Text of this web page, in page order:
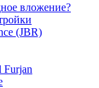
вложение?
(JBR)